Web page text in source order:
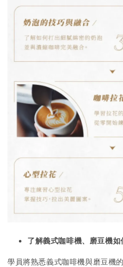
了解義式咖啡機、磨豆機如
學員將熟悉義式咖啡機與磨豆機